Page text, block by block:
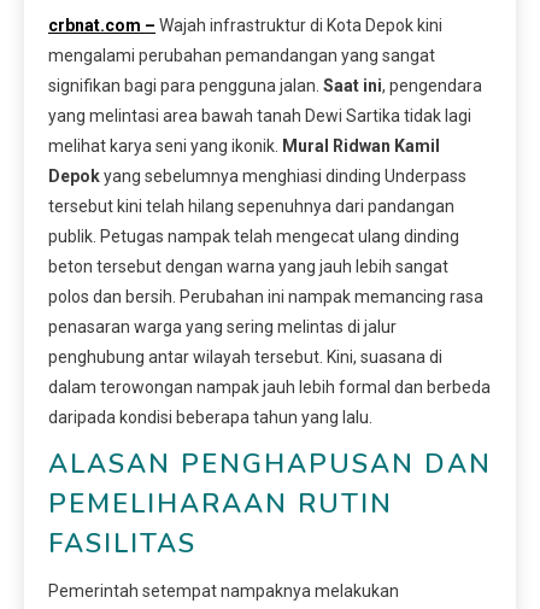
crbnat.com – Wajah infrastruktur di Kota Depok kini
mengalami perubahan pemandangan yang sangat
signifikan bagi para pengguna jalan. Saat ini, pengendara
yang melintasi area bawah tanah Dewi Sartika tidak lagi
melihat karya seni yang ikonik. Mural Ridwan Kamil
Depokyang sebelumnya menghiasi dinding Underpass
tersebut kini telah hilang sepenuhnya dari pandangan
publik. Petugas nampak telah mengecat ulang dinding
beton tersebut dengan warna yang jauh lebih sangat
polos dan bersih. Perubahan ini nampak memancing rasa
penasaran warga yang sering melintas di jalur
penghubung antar wilayah tersebut. Kini, suasana di
dalam terowongan nampak jauh lebih formal dan berbeda
daripada kondisi beberapa tahun yang lalu.
ALASAN PENGHAPUSAN DAN
PEMELIHARAAN RUTIN
FASILITAS
Pemerintah setempat nampaknya melakukan